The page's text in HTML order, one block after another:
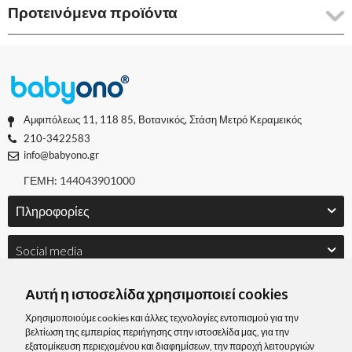
Αυτή η ιστοσελίδα χρησιμοποιεί cookies
Χρησιμοποιούμε cookies και άλλες τεχνολογίες εντοπισμού για την
βελτίωση της εμπειρίας περιήγησης στην ιστοσελίδα μας, για την
εξατομίκευση περιεχομένου και διαφημίσεων, την παροχή λειτουργιών
Προτεινόμενα προϊόντα
Αμφιπόλεως 11, 118 85, Βοτανικός, Στάση Μετρό Κεραμεικός
210-3422583
info@babyono.gr
ΓΕΜΗ: 144043901000
Πληροφορίες
Social media